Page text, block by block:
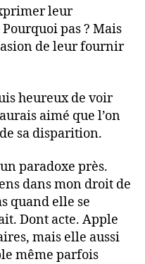
leur
pas ? Mais
de leur fournir
heureux de voir
aimé que l’on
sa disparition.
paradoxe près.
dans mon droit de
quand elle se
Dont acte. Apple
mais elle aussi
même parfois